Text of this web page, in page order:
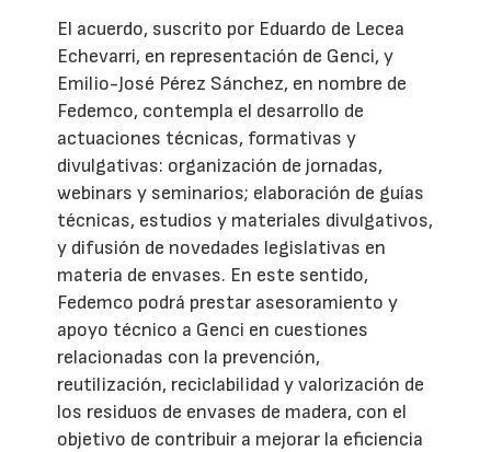
El acuerdo, suscrito por Eduardo de Lecea
Echevarri, en representación de Genci, y
Emilio-José Pérez Sánchez, en nombre de
Fedemco, contempla el desarrollo de
actuaciones técnicas, formativas y
divulgativas: organización de jornadas,
webinars y seminarios; elaboración de guías
técnicas, estudios y materiales divulgativos,
y difusión de novedades legislativas en
materia de envases. En este sentido,
Fedemco podrá prestar asesoramiento y
apoyo técnico a Genci en cuestiones
relacionadas con la prevención,
reutilización, reciclabilidad y valorización de
los residuos de envases de madera, con el
objetivo de contribuir a mejorar la eficiencia